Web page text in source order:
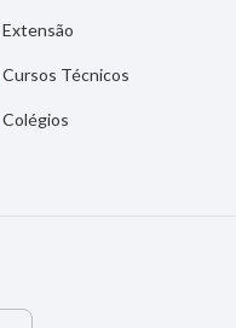
Extensão
Cursos Técnicos
Colégios